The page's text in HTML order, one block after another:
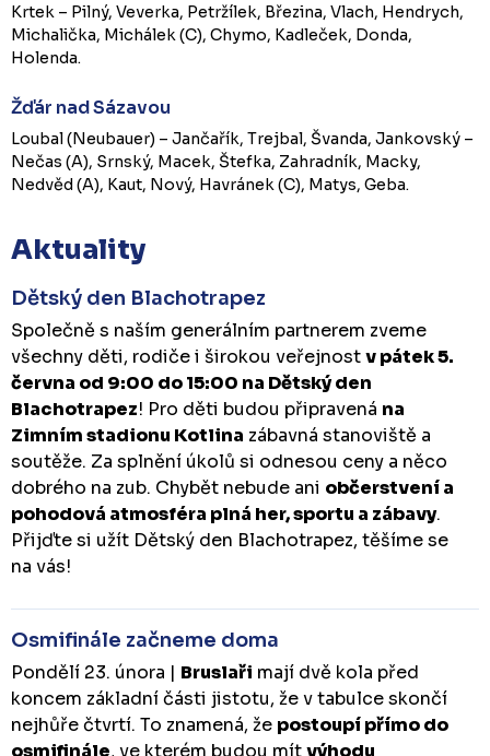
Krtek – Pilný, Veverka, Petržílek, Březina, Vlach, Hendrych,
Michalička, Michálek (C), Chymo, Kadleček, Donda,
Holenda.
Žďár nad Sázavou
Loubal (Neubauer) – Jančařík, Trejbal, Švanda, Jankovský –
Nečas (A), Srnský, Macek, Štefka, Zahradník, Macky,
Nedvěd (A), Kaut, Nový, Havránek (C), Matys, Geba.
Aktuality
Dětský den Blachotrapez
Společně s naším generálním partnerem zveme
všechny děti, rodiče i širokou veřejnostv pátek 5.
června od 9:00 do 15:00 na Dětský den
Blachotrapez! Pro děti budou připravená na
Zimním stadionu Kotlina zábavná stanoviště a
soutěže. Za splnění úkolů si odnesou ceny a něco
dobrého na zub. Chybět nebude ani občerstvení a
pohodová atmosféra plná her, sportu a zábavy.
Přijďte si užít Dětský den Blachotrapez, těšíme se
na vás!
Osmifinále začneme doma
Pondělí 23. února | Bruslaři mají dvě kola před
koncem základní části jistotu, že v tabulce skončí
nejhůře čtvrtí. To znamená, že postoupí přímo do
osmifinále, ve kterém budou mítvýhodu